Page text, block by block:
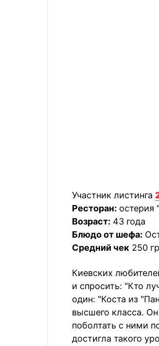
Участник листинга
Ресторан: остерия
Возраст: 43 года
Блюдо от шефа:
Средний чек 250
Киевских
и спросить: "Кто
один: "Коста из
высшего класса.
поболтать с ними
достигла такого